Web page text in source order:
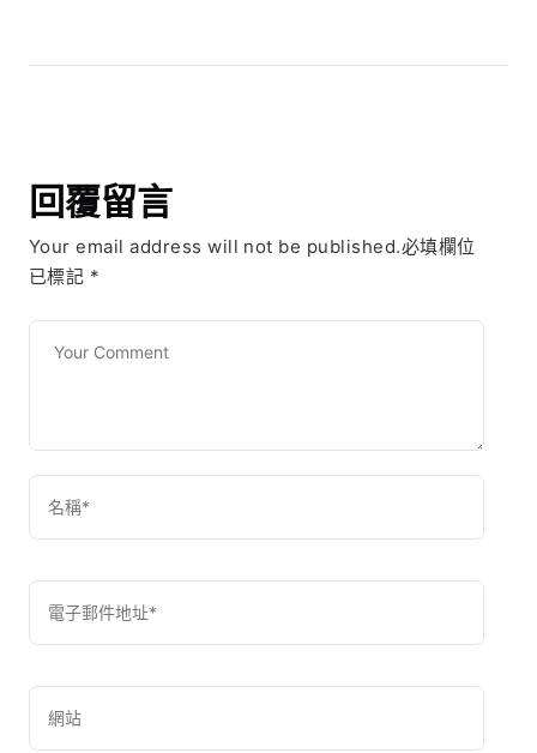
回覆留言
Your email address will not be published.必填欄位
已標記 *